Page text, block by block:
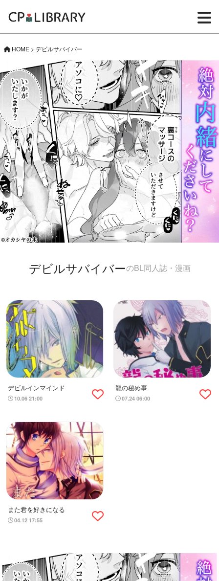
HOME > デビルサバイバー
デビルサバイバーのBL同人誌・漫画
デビルインマインド
10.06 21:00
龍の秘め事
07.24 06:00
また君を好きになる
04.12 17:55